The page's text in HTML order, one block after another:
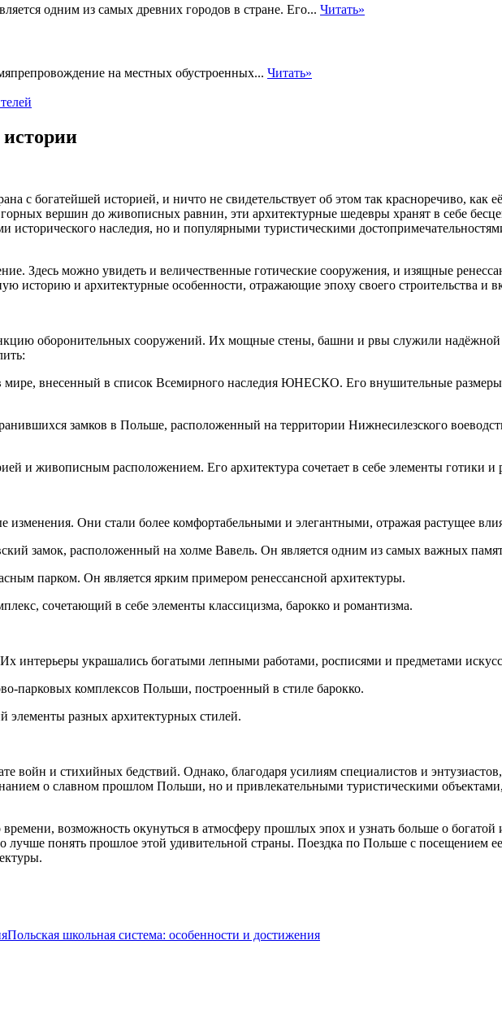
одним из самых древних городов в стране. Его... Читать»
на местных обустроенных... Читать»
с богатейшей историей, и ничто не свидетельствует об этом так красноречиво, как
вершин до живописных равнин, эти архитектурные шедевры хранят в себе
исторического наследия, но и популярными туристическими
Здесь можно увидеть и величественные готические сооружения, и изящные
историю и архитектурные особенности, отражающие эпоху своего строительства и
оборонительных сооружений. Их мощные стены, башни и рвы служили надёжной
внесенный в список Всемирного наследия ЮНЕСКО. Его внушительные размеры
замков в Польше, расположенный на территории Нижнесилезского
и живописным расположением. Его архитектура сочетает в себе элементы готики и
изменения. Они стали более комфортабельными и элегантными, отражая растущее
замок, расположенный на холме Вавель. Он является одним из самых важных
парком. Он является ярким примером ренессансной архитектуры.
сочетающий в себе элементы классицизма, барокко и романтизма.
интерьеры украшались богатыми лепными работами, росписями и предметами
парковых комплексов Польши, построенный в стиле барокко.
разных архитектурных стилей.
войн и стихийных бедствий. Однако, благодаря усилиям специалистов и
о славном прошлом Польши, но и привлекательными туристическими
времени, возможность окунуться в атмосферу прошлых эпох и узнать больше о
понять прошлое этой удивительной страны. Поездка по Польше с посещением ее
Польская школьная система: особенности и достижения